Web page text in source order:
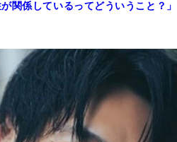
関係しているってどういうこと？」